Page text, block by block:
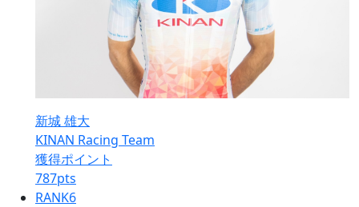
新城 雄大
KINAN Racing Team
獲得ポイント
787pts
RANK6